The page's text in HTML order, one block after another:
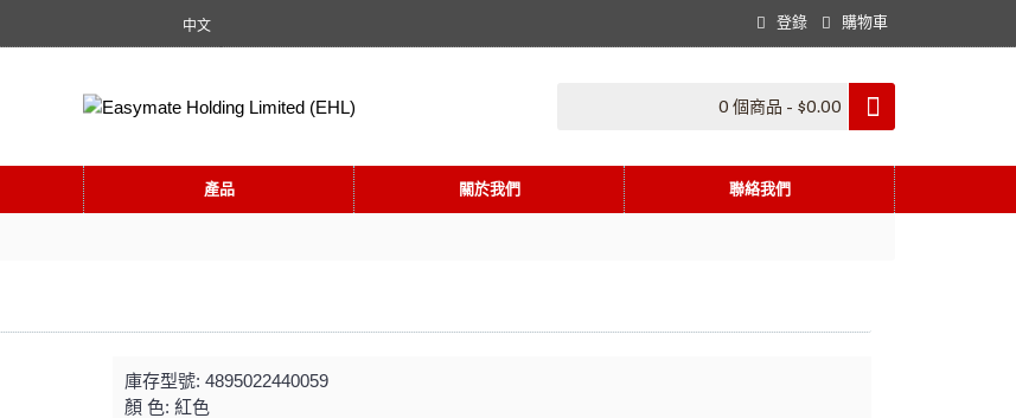
中文 登錄 購物車
0 個商品 - $0.00
產品 關於我們 聯絡我們
庫存型號: 4895022440059
顏 色: 紅色